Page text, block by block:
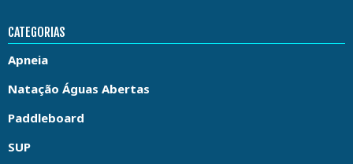
CATEGORIAS
Apneia
Natação Águas Abertas
Paddleboard
SUP